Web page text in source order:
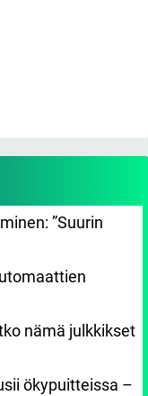
”Suurin
nämä julkkikset
ökypuitteissa –